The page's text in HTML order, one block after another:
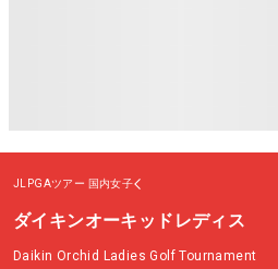
JLPGAツアー 国内女子
ダイキンオーキッドレディス
Daikin Orchid Ladies Golf Tournament